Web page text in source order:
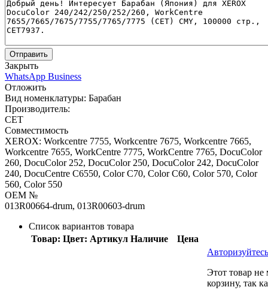
Отправить
Закрыть
WhatsApp Business
Отложить
Вид номенклатуры: Барабан
Производитель:
CET
Совместимость
XEROX: Workcentre 7755, Workcentre 7675, Workcentre 7665,
Workcentre 7655, WorkCentre 7775, WorkCentre 7765, DocuColor
260, DocuColor 252, DocuColor 250, DocuColor 242, DocuColor
240, DocuCentre C6550, Color C70, Color C60, Color 570, Color
560, Color 550
OEM №
013R00664-drum, 013R00603-drum
Список вариантов товара
Товар: Цвет: Артикул Наличие
Цена
Этот товар не
корзину, так